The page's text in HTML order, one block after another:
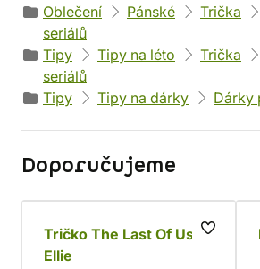
Oblečení
Pánské Trička
seriálů
Tipy
Tipy na léto Trička
seriálů
Tipy
Tipy na dárky Dárky
Doporučujeme
Tričko The Last Of Us -
Ellie